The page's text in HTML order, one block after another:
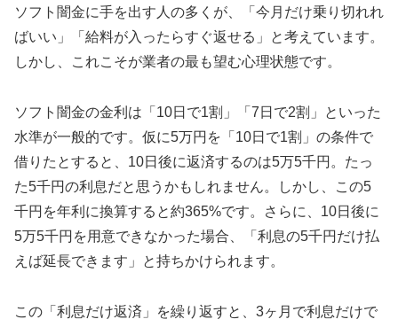
ソフト闇金に手を出す人の多くが、「今月だけ乗り切れれ
ばいい」「給料が入ったらすぐ返せる」と考えています。
しかし、これこそが業者の最も望む心理状態です。
ソフト闇金の金利は「10日で1割」「7日で2割」といった
水準が一般的です。仮に5万円を「10日で1割」の条件で
借りたとすると、10日後に返済するのは5万5千円。たっ
た5千円の利息だと思うかもしれません。しかし、この5
千円を年利に換算すると約365%です。さらに、10日後に
5万5千円を用意できなかった場合、「利息の5千円だけ払
えば延長できます」と持ちかけられます。
この「利息だけ返済」を繰り返すと、3ヶ月で利息だけで